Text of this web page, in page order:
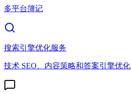
多平台簿记
搜索引擎优化服务
技术 SEO、内容策略和答案引擎优化